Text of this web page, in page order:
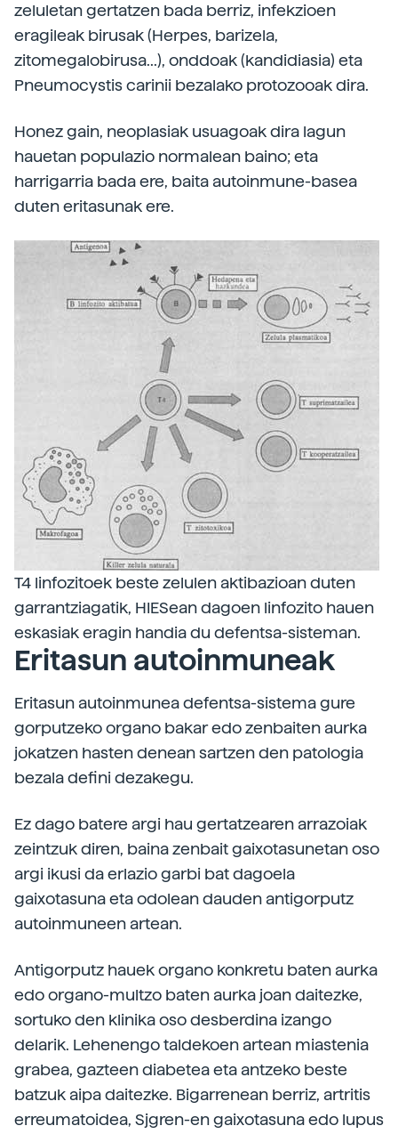
zeluletan gertatzen bada berriz, infekzioen
eragileak birusak (Herpes, barizela,
zitomegalobirusa...), onddoak (kandidiasia) eta
Pneumocystis carinii bezalako protozooak dira.
Honez gain, neoplasiak usuagoak dira lagun
hauetan populazio normalean baino; eta
harrigarria bada ere, baita autoinmune-basea
duten eritasunak ere.
T4 linfozitoek beste zelulen aktibazioan duten
garrantziagatik, HIESean dagoen linfozito hauen
eskasiak eragin handia du defentsa-sisteman.
Eritasun autoinmuneak
Eritasun autoinmunea defentsa-sistema gure
gorputzeko organo bakar edo zenbaiten aurka
jokatzen hasten denean sartzen den patologia
bezala defini dezakegu.
Ez dago batere argi hau gertatzearen arrazoiak
zeintzuk diren, baina zenbait gaixotasunetan oso
argi ikusi da erlazio garbi bat dagoela
gaixotasuna eta odolean dauden antigorputz
autoinmuneen artean.
Antigorputz hauek organo konkretu baten aurka
edo organo-multzo baten aurka joan daitezke,
sortuko den klinika oso desberdina izango
delarik. Lehenengo taldekoen artean miastenia
grabea, gazteen diabetea eta antzeko beste
batzuk aipa daitezke. Bigarrenean berriz, artritis
erreumatoidea, Sjgren-en gaixotasuna edo lupus